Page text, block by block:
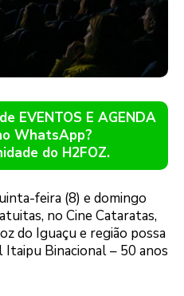
EVENTOS E AGENDA
WhatsApp?
do H2FOZ.
feira (8) e domingo
no Cine Cataratas,
do Iguaçu e região possa
Binacional – 50 anos